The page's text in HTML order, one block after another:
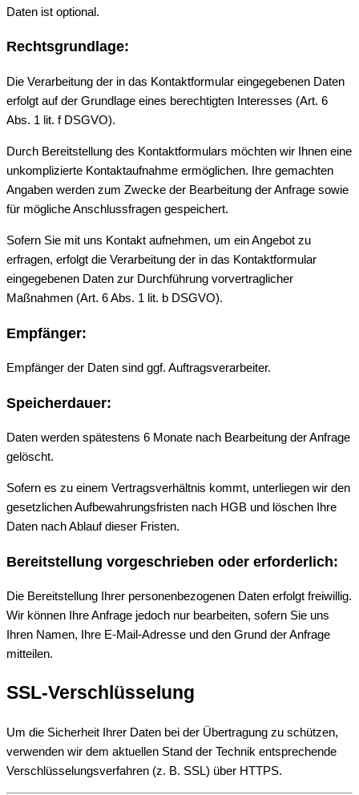
Daten ist optional.
Rechtsgrundlage:
Die Verarbeitung der in das Kontaktformular eingegebenen Daten
erfolgt auf der Grundlage eines berechtigten Interesses (Art. 6
Abs. 1 lit. f DSGVO).
Durch Bereitstellung des Kontaktformulars möchten wir Ihnen eine
unkomplizierte Kontaktaufnahme ermöglichen. Ihre gemachten
Angaben werden zum Zwecke der Bearbeitung der Anfrage sowie
für mögliche Anschlussfragen gespeichert.
Sofern Sie mit uns Kontakt aufnehmen, um ein Angebot zu
erfragen, erfolgt die Verarbeitung der in das Kontaktformular
eingegebenen Daten zur Durchführung vorvertraglicher
Maßnahmen (Art. 6 Abs. 1 lit. b DSGVO).
Empfänger:
Empfänger der Daten sind ggf. Auftragsverarbeiter.
Speicherdauer:
Daten werden spätestens 6 Monate nach Bearbeitung der Anfrage
gelöscht.
Sofern es zu einem Vertragsverhältnis kommt, unterliegen wir den
gesetzlichen Aufbewahrungsfristen nach HGB und löschen Ihre
Daten nach Ablauf dieser Fristen.
Bereitstellung vorgeschrieben oder erforderlich:
Die Bereitstellung Ihrer personenbezogenen Daten erfolgt freiwillig.
Wir können Ihre Anfrage jedoch nur bearbeiten, sofern Sie uns
Ihren Namen, Ihre E-Mail-Adresse und den Grund der Anfrage
mitteilen.
SSL-Verschlüsselung
Um die Sicherheit Ihrer Daten bei der Übertragung zu schützen,
verwenden wir dem aktuellen Stand der Technik entsprechende
Verschlüsselungsverfahren (z. B. SSL) über HTTPS.